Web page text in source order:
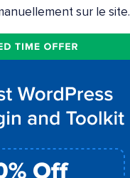
sur le site.